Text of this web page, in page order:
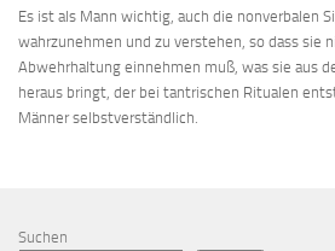
Es ist als Mann wichtig, auch die nonverbalen
wahrzunehmen und zu verstehen, so dass sie
Abwehrhaltung einnehmen muß, was sie aus
heraus bringt, der bei tantrischen Ritualen
Männer selbstverständlich.
Suchen